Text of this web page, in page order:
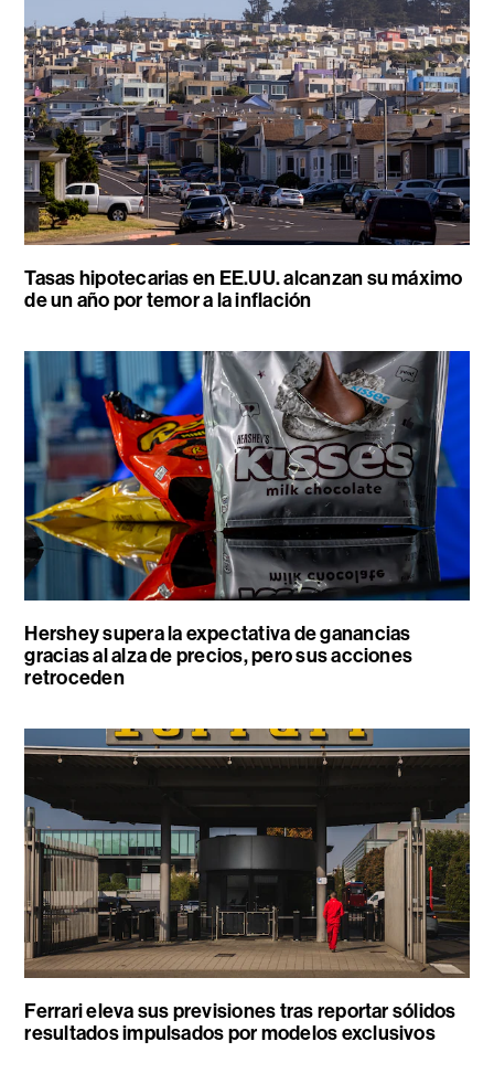
Tasas hipotecarias en EE.UU. alcanzan su máximo
de un año por temor a la inflación
Hershey supera la expectativa de ganancias
gracias al alza de precios, pero sus acciones
retroceden
Ferrari eleva sus previsiones tras reportar sólidos
resultados impulsados por modelos exclusivos